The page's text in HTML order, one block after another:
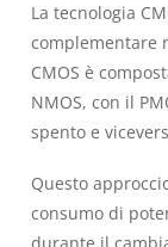
La tecnologia
complementare
CMOS è
NMOS, con il
spento e
Questo
consumo di